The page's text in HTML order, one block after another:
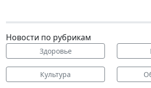
Новости по рубрикам
Здоровье
Культура